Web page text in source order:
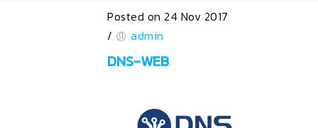
Posted on 24 Nov 2017
/
admin
DNS-WEB